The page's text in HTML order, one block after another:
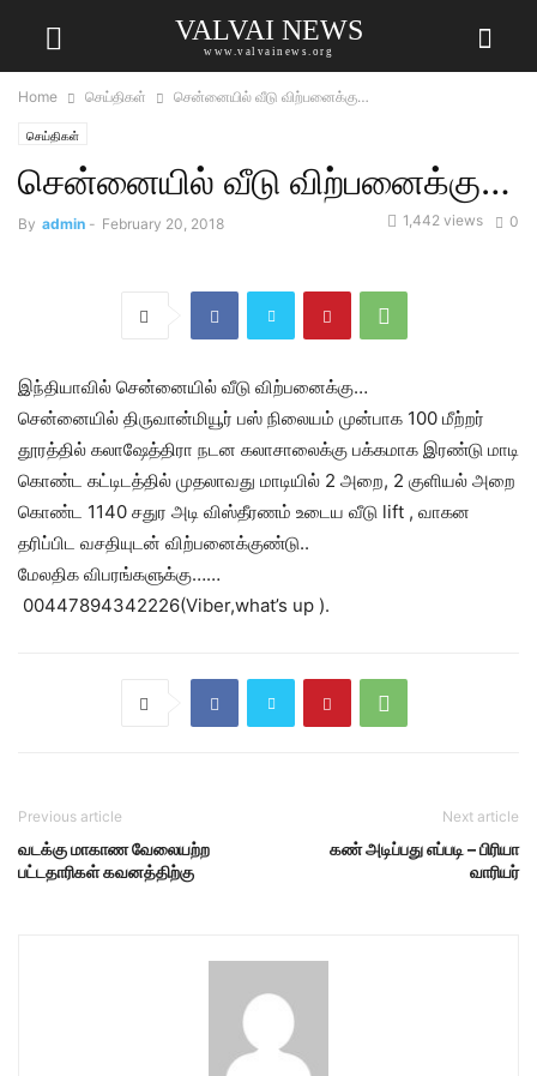
VALVAI NEWS
www.valvainews.org
Home செய்திகள் சென்னையில் வீடு விற்பனைக்கு…
செய்திகள்
சென்னையில் வீடு விற்பனைக்கு…
By admin - February 20, 2018 0
1,442 views
இந்தியாவில் சென்னையில் வீடு விற்பனைக்கு…
சென்னையில் திருவான்மியூர் பஸ் நிலையம் முன்பாக 100 மீற்றர்
தூரத்தில் கலாஷேத்திரா நடன கலாசாலைக்கு பக்கமாக இரண்டு மாடி
கொண்ட கட்டிடத்தில் முதலாவது மாடியில் 2 அறை, 2 குளியல் அறை
கொண்ட 1140 சதுர அடி விஸ்தீரணம் உடைய வீடு lift , வாகன
தரிப்பிட வசதியுடன் விற்பனைக்குண்டு..
மேலதிக விபரங்களுக்கு……
00447894342226(Viber,what’s up ).
Previous article
வடக்கு மாகாண வேலையற்ற
பட்டதாரிகள் கவனத்திற்கு
Next article
கண் அடிப்பது எப்படி – பிரியா
வாரியர்